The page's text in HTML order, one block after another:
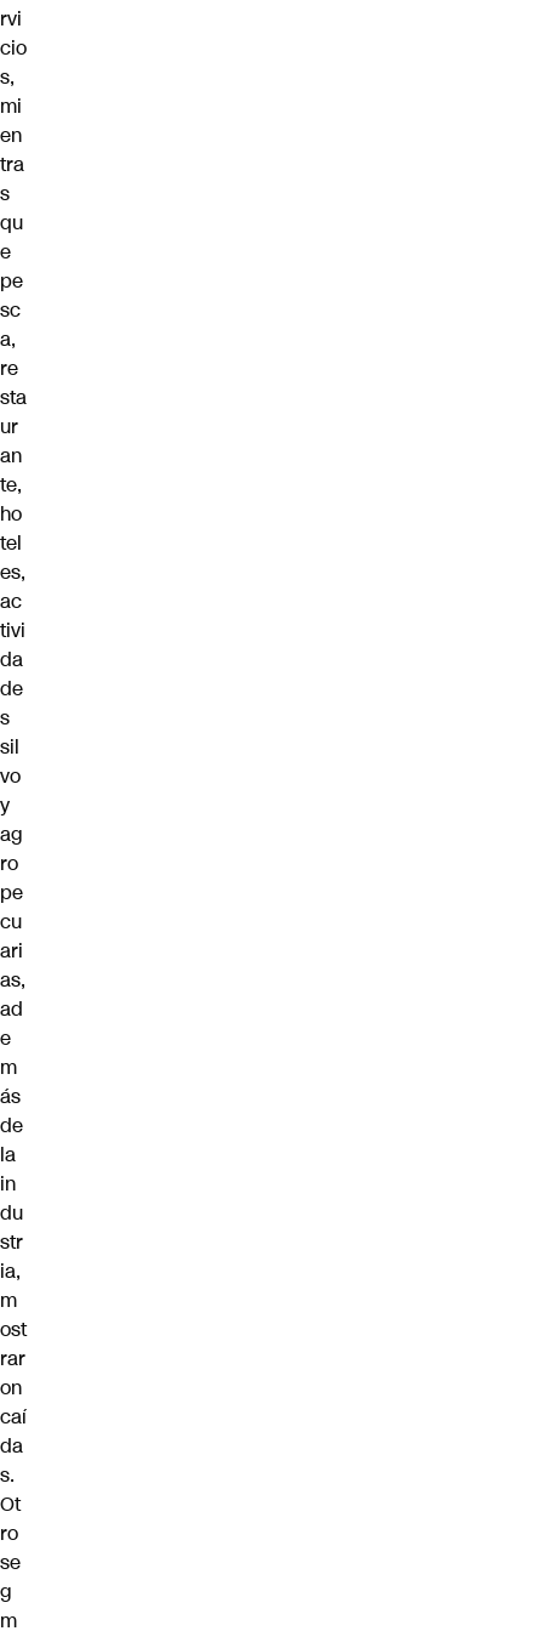
rvi
cio
s,
mi
en
tra
s
qu
e
pe
sc
a,
re
sta
ur
an
te,
ho
tel
es,
ac
tivi
da
de
s
sil
vo
y
ag
ro
pe
cu
ari
as,
ad
e
m
ás
de
la
in
du
str
ia,
m
ost
rar
on
caí
da
s.
Ot
ro
se
g
m